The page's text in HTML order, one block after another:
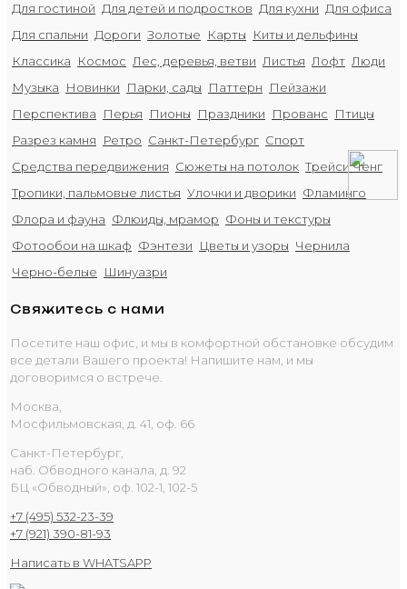
Для гостиной Для детей и подростков Для кухни Для офиса
Для спальни Дороги Золотые Карты
Киты и дельфины
Классика
Космос Лес, деревья, ветви Листья Лофт Люди
Музыка
Новинки Парки, сады Паттерн
Пейзажи
Перспектива
Перья Пионы Праздники Прованс
Птицы
Разрез камня
Ретро Санкт-Петербург Спорт
Средства передвижения Сюжеты на потолок Трейси Ченг
Тропики, пальмовые листья Улочки и дворики Фламинго
Флора и фауна Флюиды, мрамор Фоны и текстуры
Фотообои на шкаф Фэнтези Цветы и узоры Чернила
Черно-белые
Шинуазри
Свяжитесь с нами
Посетите наш офис, и мы в комфортной обстановке обсудим
все детали Вашего проекта! Напишите нам, и мы
договоримся о встрече.
Москва,
Мосфильмовская, д. 41, оф. 66
Санкт-Петербург,
наб. Обводного канала, д. 92
БЦ «Обводный», оф. 102-1, 102-5
+7 (495) 532-23-39
+7 (921) 390-81-93
Написать в WHATSAPP